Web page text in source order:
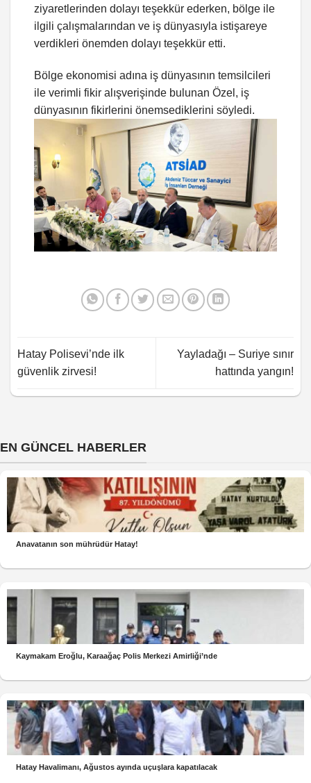
ziyaretlerinden dolayı teşekkür ederken, bölge ile
ilgili çalışmalarından ve iş dünyasıyla istişareye
verdikleri önemden dolayı teşekkür etti.
Bölge ekonomisi adına iş dünyasının temsilcileri
ile verimli fikir alışverişinde bulunan Özel, iş
dünyasının fikirlerini önemsediklerini söyledi.
Hatay Polisevi’nde ilk
güvenlik zirvesi!
Yayladağı – Suriye sınır
hattında yangın!
EN GÜNCEL HABERLER
Anavatanın son mührüdür Hatay!
Kaymakam Eroğlu, Karaağaç Polis Merkezi Amirliği’nde
Hatay Havalimanı, Ağustos ayında uçuşlara kapatılacak